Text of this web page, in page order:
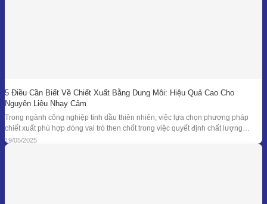
5 Điều Cần Biết Về Chiết Xuất Bằng Dung Môi: Hiệu Quả Cao Cho
Nguyên Liệu Nhạy Cảm
Trong ngành công nghiệp tinh dầu thiên nhiên, việc lựa chọn phương pháp
chiết xuất phù hợp đóng vai trò then chốt trong việc quyết định chất lượng
thành phẩm – đặc biệt là đối với những loại nguyên liệu cao cấp và nhạy cảm.
Khi các phương pháp truyền thống như chưng cất lôi
19/05/2025